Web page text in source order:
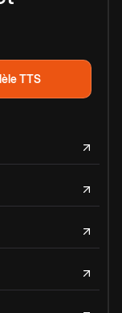
TTS